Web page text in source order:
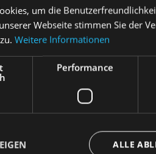
Tischbein wollte doch nur
Aber jetzt sind die 140 Mark für
Nur, zur Polizei kann er nicht
auf eigene Faust. So
um die
Webseite stimmen Sie der
Weitere Informationen
Performance
ALLE